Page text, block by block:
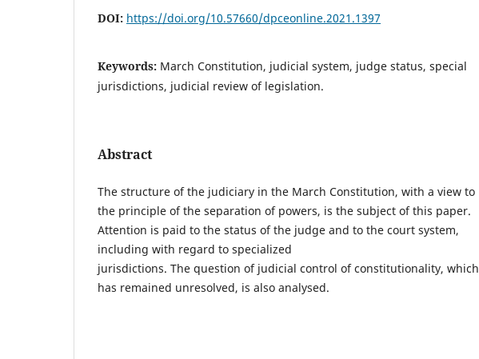
DOI: https://doi.org/10.57660/dpceonline.2021.1397
Keywords: March Constitution, judicial system, judge status, special
jurisdictions, judicial review of legislation.
Abstract
The structure of the judiciary in the March Constitution, with a view to
the principle of the separation of powers, is the subject of this paper.
Attention is paid to the status of the judge and to the court system,
including with regard to specialized
jurisdictions. The question of judicial control of constitutionality, which
has remained unresolved, is also analysed.